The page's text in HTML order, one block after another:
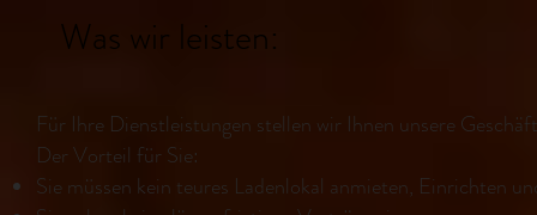
Was wir leisten:
Für Ihre Dienstleistungen stellen wir Ihnen unsere
Der Vorteil für Sie:
Sie müssen kein teures Ladenlokal anmieten, Einrichten